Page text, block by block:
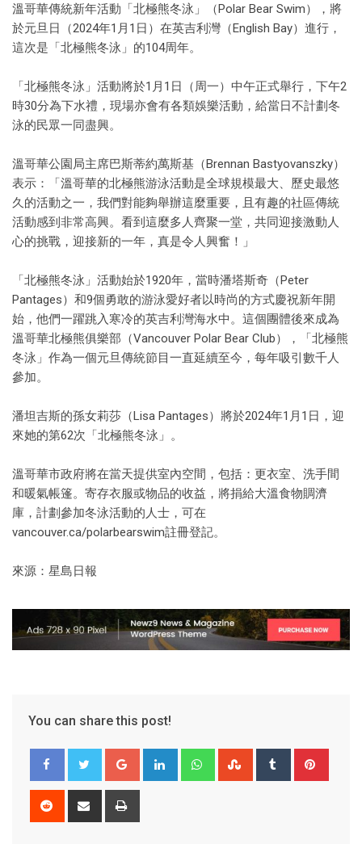
溫哥華傳統新年活動「北極熊冬泳」（Polar Bear Swim），將
於元旦日（2024年1月1日）在英吉利灣（English Bay）進行，
這次是「北極熊冬泳」的104周年。
「北極熊冬泳」活動將於1月1日（周一）中午正式舉行，下午2
時30分為下水禮，現場亦會有各類娛樂活動，給當日不計劃冬
泳的民眾一同盡興。
溫哥華公園局主席巴斯蒂約萬斯基（Brennan Bastyovanszky）
表示：「溫哥華的北極熊游泳活動是全球規模最大、歷史最悠
久的活動之一，我們對能夠舉辦這麼重要，且有趣的社區傳統
活動感到非常高興。看到這麼多人齊聚一堂，共同迎接激動人
心的挑戰，迎接新的一年，真是令人興奮！」
「北極熊冬泳」活動始於1920年，當時潘塔斯奇（Peter
Pantages）和9個勇敢的游泳愛好者以時尚的方式慶祝新年開
始，他們一躍跳入寒冷的英吉利灣海水中。這個團體後來成為
溫哥華北極熊俱樂部（Vancouver Polar Bear Club），「北極熊
冬泳」作為一個元旦傳統節目一直延續至今，每年吸引數千人
參加。
潘坦吉斯的孫女莉莎（Lisa Pantages）將於2024年1月1日，迎
來她的第62次「北極熊冬泳」。
溫哥華市政府將在當天提供室內空間，包括：更衣室、洗手間
和暖氣帳篷。寄存衣服或物品的收益，將捐給大溫食物賙濟
庫，計劃參加冬泳活動的人士，可在
vancouver.ca/polarbearswim註冊登記。
來源：星島日報
You can share this post!